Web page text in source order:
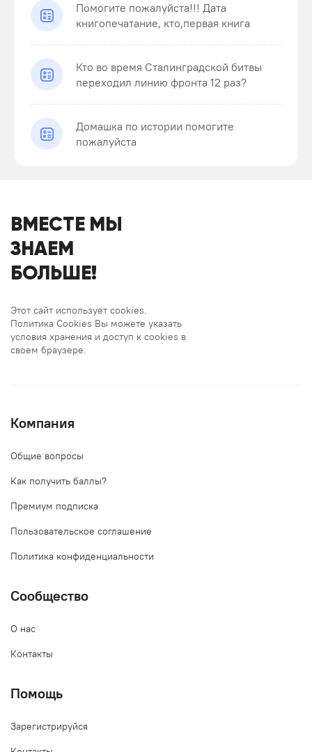
Помогите пожалуйста!!! Дата
книгопечатание, кто,первая книга
Кто во время Сталинградской битвы
переходил линию фронта 12 раз?
Домашка по истории помогите
пожалуйста
ВМЕСТЕ МЫ
ЗНАЕМ
БОЛЬШЕ!
Этот сайт использует cookies.
Политика Cookies Вы можете указать
условия хранения и доступ к cookies в
своем браузере.
Компания
Общие вопросы
Как получить баллы?
Премиум подписка
Пользовательское соглашение
Политика конфиденциальности
Сообщество
О нас
Контакты
Помощь
Зарегистрируйся